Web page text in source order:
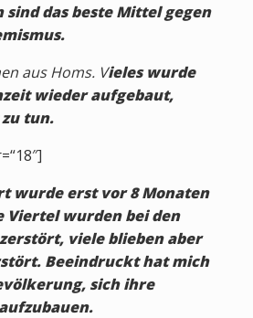
sind das beste Mittel gegen
aus Homs. Vieles wurde
wieder aufgebaut,
tun.
wurde erst vor 8 Monaten
Viertel wurden bei den
viele blieben aber
Beeindruckt hat mich
sich ihre